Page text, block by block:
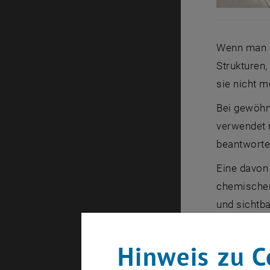
Wenn
sie nicht
Bei
verwendet
Eine
und
der TU
Hinweis zu